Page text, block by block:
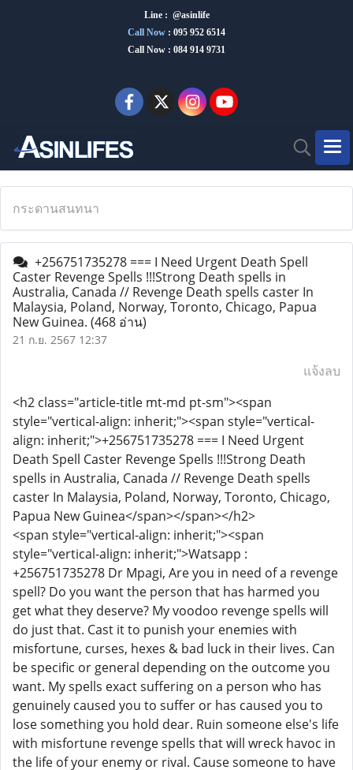
Line : @asinlife
Call Now : 095 952 6514
Call Now : 084 914 9731
กระดานสนทนา
+256751735278 === I Need Urgent Death Spell
Caster Revenge Spells !!!Strong Death spells in
Australia, Canada // Revenge Death spells caster In
Malaysia, Poland, Norway, Toronto, Chicago, Papua
New Guinea. (468 อ่าน)
21 ก.ย. 2567 12:37
แจ้งลบ
<h2 class="article-title mt-md pt-sm"><span
style="vertical-align: inherit;"><span style="vertical-
align: inherit;">+256751735278 === I Need Urgent
Death Spell Caster Revenge Spells !!!Strong Death
spells in Australia, Canada // Revenge Death spells
caster In Malaysia, Poland, Norway, Toronto, Chicago,
Papua New Guinea</span></span></h2>
<span style="vertical-align: inherit;"><span
style="vertical-align: inherit;">Watsapp :
+256751735278 Dr Mpagi, Are you in need of a revenge
spell? Do you want the person that has harmed you
get what they deserve? My voodoo revenge spells will
do just that. Cast it to punish your enemies with
misfortune, curses, hexes & bad luck in their lives. Can
be specific or general depending on the outcome you
want. My spells exact suffering on a person who has
genuinely caused you to suffer or has caused you to
lose something you hold dear. Ruin someone else's life
with misfortune revenge spells that will wreck havoc in
the life of your enemy or rival. Cause someone to have